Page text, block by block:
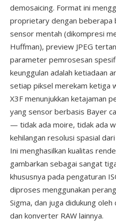
demosaicing. Format ini
proprietary dengan beberapa
sensor mentah (dikompresi
Huffman), preview JPEG
parameter pemrosesan
keunggulan adalah ketiadaan
setiap piksel merekam ketiga
X3F menunjukkan ketajaman
yang sensor berbasis Bayer
— tidak ada moire, tidak ada
kehilangan resolusi spasial
Ini menghasilkan kualitas
gambarkan sebagai sangat
khususnya pada pengaturan
diproses menggunakan
Sigma, dan juga didukung
dan konverter RAW lainnya.